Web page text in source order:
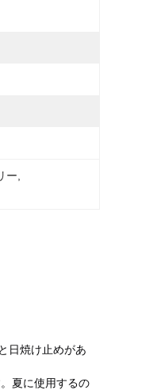
ー
日焼け止めがあ
夏に使用するの